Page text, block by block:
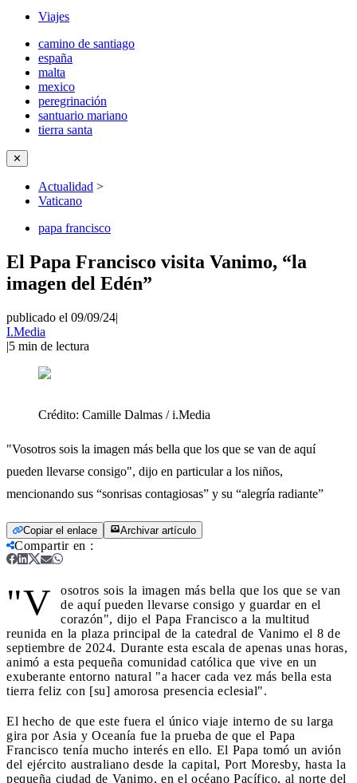
Viajes
camino de santiago
españa
malta
mexico
peregrinación
santuario mariano
tierra santa
✕
Actualidad >
Vaticano
papa francisco
El Papa Francisco visita Vanimo, “la
imagen del Edén”
publicado el 09/09/24|
I.Media
|5 min de lectura
Crédito: Camille Dalmas / i.Media
"Vosotros sois la imagen más bella que los que se van de aquí
pueden llevarse consigo", dijo en particular a los niños,
mencionando sus “sonrisas contagiosas” y su “alegría radiante”
Copiar el enlace Archivar artículo
Compartir en :
"V
osotros sois la imagen más bella que los que se van
de aquí pueden llevarse consigo y guardar en el
corazón", dijo el Papa Francisco a la multitud
reunida en la plaza principal de la catedral de Vanimo el 8 de
septiembre de 2024. Durante esta escala de apenas unas horas,
animó a esta pequeña comunidad católica que vive en un
exuberante entorno natural "a hacer cada vez más bella esta
tierra feliz con [su] amorosa presencia eclesial".
El hecho de que este fuera el único viaje interno de su larga
gira por Asia y Oceanía fue la prueba de que el Papa
Francisco tenía mucho interés en ello. El Papa tomó un avión
del ejército australiano desde la capital, Port Moresby, hasta la
pequeña ciudad de Vanimo, en el océano Pacífico, al norte del